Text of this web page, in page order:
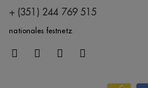
+ (351) 244 769 515
nationales festnetz